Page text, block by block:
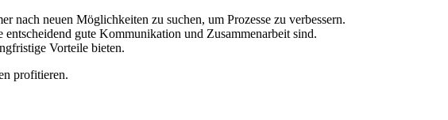
neuen Möglichkeiten zu suchen, um Prozesse zu verbessern.
gute Kommunikation und Zusammenarbeit sind.
Vorteile bieten.
profitieren.